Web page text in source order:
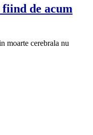
de acum
moarte cerebrala nu